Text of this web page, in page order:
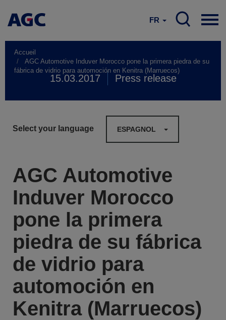
FR
Accueil
AGC Automotive Induver Morocco pone la primera piedra de su
fábrica de vidrio para automoción en Kenitra (Marruecos)
15.03.2017 Press release
Select your language ESPAGNOL
AGC Automotive
Induver Morocco
pone la primera
piedra de su fábrica
de vidrio para
automoción en
Kenitra (Marruecos)